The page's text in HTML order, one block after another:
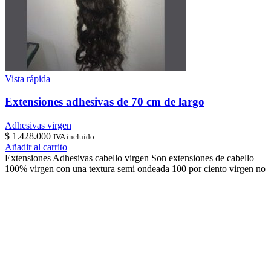
Vista rápida
Extensiones adhesivas de 70 cm de largo
Adhesivas virgen
$ 1.428.000 IVA incluido
Añadir al carrito
Extensiones Adhesivas cabello virgen Son extensiones de cabello
100% virgen con una textura semi ondeada 100 por ciento virgen no